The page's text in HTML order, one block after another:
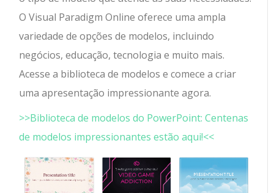
O Visual Paradigm Online oferece uma ampla
variedade de opções de modelos, incluindo
negócios, educação, tecnologia e muito mais.
Acesse a biblioteca de modelos e comece a criar
uma apresentação impressionante agora.
>>Biblioteca de modelos do PowerPoint: Centenas
de modelos impressionantes estão aqui!<<